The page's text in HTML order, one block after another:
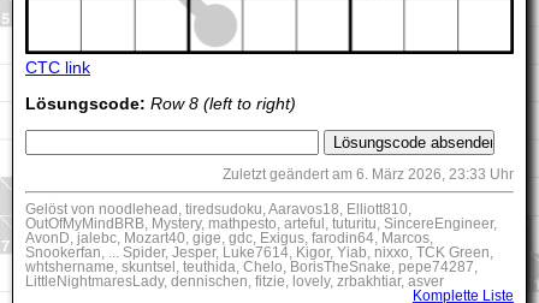
CTC link
Lösungscode: Row 8 (left to right)
Zuletzt geändert am 6. März 2026, 23:33 Uhr
Gelöst von noodlehead, tiredsudoku, Aaravos18, Elliott810,
OutOfMyMindBRB, Mystery, mathpesto, arteful, tuturitu, SincereEngineer,
AvonD, jalebc, Mozart40, gige, gdc, Exigus, farodin64, Marcos,
Snookerfan, ... Spider, Jesper, Luke7614, Kigor, Yiab, nixxo, TCK Green,
whtshername, skuntsel, teuthida, Chelo, BorisTheSnake, pepe74287,
LittleNightmaresLady, dennischen, fitzie, lovely, zrbakhtiar, asver
Komplette Liste